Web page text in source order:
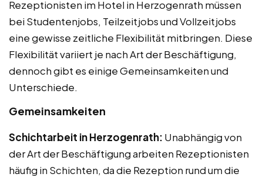
Rezeptionisten im Hotel in Herzogenrath müssen
bei Studentenjobs, Teilzeitjobs und Vollzeitjobs
eine gewisse zeitliche Flexibilität mitbringen. Diese
Flexibilität variiert je nach Art der Beschäftigung,
dennoch gibt es einige Gemeinsamkeiten und
Unterschiede.
Gemeinsamkeiten
Schichtarbeit in Herzogenrath: Unabhängig von
der Art der Beschäftigung arbeiten Rezeptionisten
häufig in Schichten, da die Rezeption rund um die